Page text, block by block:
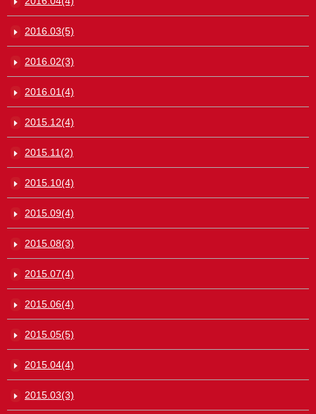
2016.03(5)
2016.02(3)
2016.01(4)
2015.12(4)
2015.11(2)
2015.10(4)
2015.09(4)
2015.08(3)
2015.07(4)
2015.06(4)
2015.05(5)
2015.04(4)
2015.03(3)